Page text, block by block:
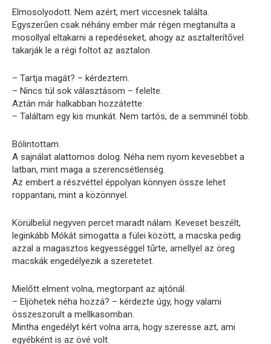
Elmosolyodott. Nem azért, mert viccesnek találta.
Egyszerűen csak néhány ember már régen megtanulta a
mosollyal eltakarni a repedéseket, ahogy az asztalterítővel
takarják le a régi foltot az asztalon.
– Tartja magát? – kérdeztem.
– Nincs túl sok választásom – felelte.
Aztán már halkabban hozzátette:
– Találtam egy kis munkát. Nem tartós, de a semminél több.
Bólintottam.
A sajnálat alattomos dolog. Néha nem nyom kevesebbet a
latban, mint maga a szerencsétlenség.
Az embert a részvéttel éppolyan könnyen össze lehet
roppantani, mint a közönnyel.
Körülbelül negyven percet maradt nálam. Keveset beszélt,
leginkább Mókát simogatta a fülei között, a macska pedig
azzal a magasztos kegyességgel tűrte, amellyel az öreg
macskák engedélyezik a szeretetet.
Mielőtt elment volna, megtorpant az ajtónál.
– Eljöhetek néha hozzá? – kérdezte úgy, hogy valami
összeszorult a mellkasomban.
Mintha engedélyt kért volna arra, hogy szeresse azt, ami
egyébként is az övé volt.